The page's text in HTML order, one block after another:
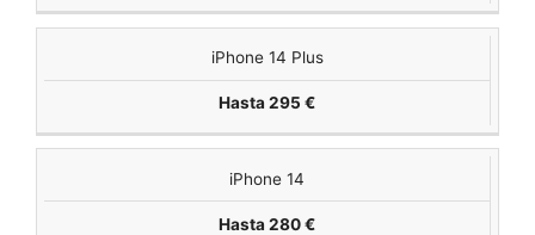
iPhone 14 Plus
Hasta 295 €
iPhone 14
Hasta 280 €